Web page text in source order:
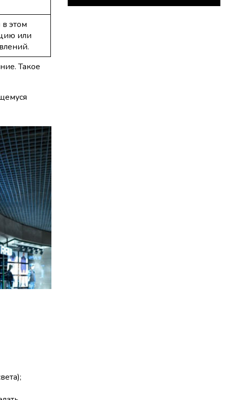
этом
или
Такое